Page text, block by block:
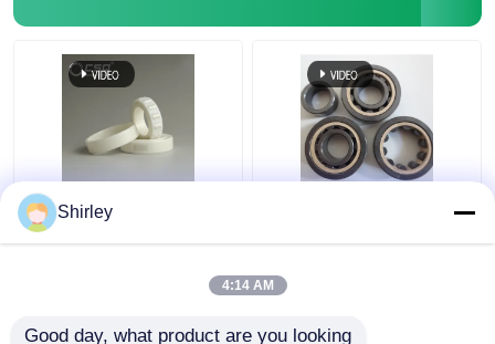
Zr Zirkonium Zirkonia
Bantalan Bola Presisi
Shirley
4:14 AM
Good day, what product are you looking